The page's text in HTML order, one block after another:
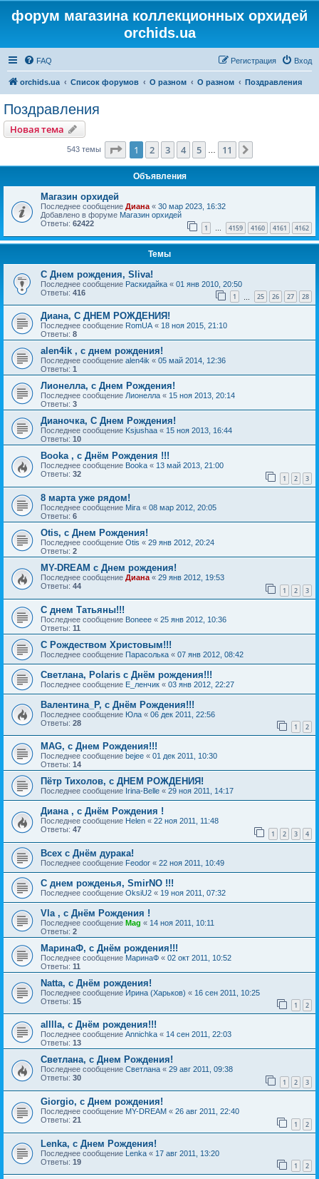
форум магазина коллекционных орхидей
orchids.ua
FAQ Вход
Регистрация
orchids.ua Список форумов О разном О разном Поздравления
Поздравления
Новая тема
543 темы Страница из 11
1 2 3 4 5 11
Объявления
Магазин орхидей
Последнее сообщение Диана « 30 мар 2023, 16:32
Добавлено в форуме Магазин орхидей
Ответы: 62422 1 … 4159 4160 4161 4162
Темы
С Днем рождения, Sliva!
Последнее сообщение Раскидайка « 01 янв 2010, 20:50
Ответы: 416 1 25 26 27 28
Диана, С ДНЕМ РОЖДЕНИЯ!
Последнее сообщение RomUA « 18 ноя 2015, 21:10
Ответы: 8
alen4ik , с днем рождения!
Последнее сообщение alen4ik « 05 май 2014, 12:36
Ответы: 1
Лионелла, с Днем Рождения!
Последнее сообщение Лионелла « 15 ноя 2013, 20:14
Ответы: 3
Дианочка, С Днем Рождения!
Последнее сообщение Ksjushaa « 15 ноя 2013, 16:44
Ответы: 10
Booka , с Днём Рождения !!!
Последнее сообщение Booka « 13 май 2013, 21:00
Ответы: 32 1 2 3
8 марта уже рядом!
Последнее сообщение Mira « 08 мар 2012, 20:05
Ответы: 6
Otis, с Днем Рождения!
Последнее сообщение Otis « 29 янв 2012, 20:24
Ответы: 2
MY-DREAM с Днем рождения!
Последнее сообщение Диана « 29 янв 2012, 19:53
Ответы: 44 1 2 3
С днем Татьяны!!!
Последнее сообщение Boneee « 25 янв 2012, 10:36
Ответы: 11
С Рождеством Христовым!!!
Последнее сообщение Парасолька « 07 янв 2012, 08:42
Светлана, Polaris с Днём рождения!!!
Последнее сообщение Е_ленчик « 03 янв 2012, 22:27
Валентина_Р, с Днём Рождения!!!
Последнее сообщение Юла « 06 дек 2011, 22:56
Ответы: 28 1 2
MAG, с Днем Рождения!!!
Последнее сообщение bejee « 01 дек 2011, 10:30
Ответы: 14
Пётр Тихолов, с ДНЕМ РОЖДЕНИЯ!
Последнее сообщение Irina-Belle « 29 ноя 2011, 14:17
Диана , с Днём Рождения !
Последнее сообщение Helen « 22 ноя 2011, 11:48
Ответы: 47 1 2 3 4
Всех с Днём дурака!
Последнее сообщение Feodor « 22 ноя 2011, 10:49
C днем рожденья, SmirNO !!!
Последнее сообщение OksiU2 « 19 ноя 2011, 07:32
Vla , с Днём Рождения !
Последнее сообщение Mag « 14 ноя 2011, 10:11
Ответы: 2
МаринаФ, с Днём рождения!!!
Последнее сообщение МаринаФ « 02 окт 2011, 10:52
Ответы: 11
Natta, с Днём рождения!
Последнее сообщение Ирина (Харьков) « 16 сен 2011, 10:25
Ответы: 15 1 2
alllla, с Днём рождения!!!
Последнее сообщение Annichka « 14 сен 2011, 22:03
Ответы: 13
Светлана, с Днем Рождения!
Последнее сообщение Светлана « 29 авг 2011, 09:38
Ответы: 30 1 2 3
Giorgio, с Днем рождения!
Последнее сообщение MY-DREAM « 26 авг 2011, 22:40
Ответы: 21 1 2
Lenka, с Днем Рождения!
Последнее сообщение Lenka « 17 авг 2011, 13:20
Ответы: 19 1 2